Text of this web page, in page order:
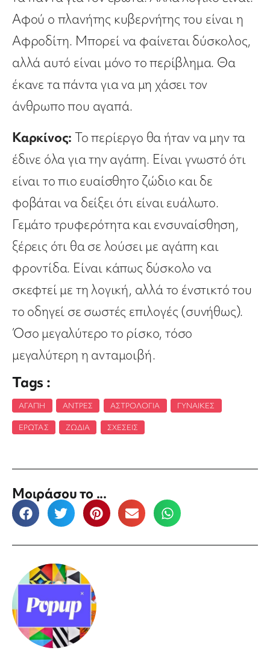
Αφού ο πλανήτης κυβερνήτης του είναι η
Αφροδίτη. Μπορεί να φαίνεται δύσκολος,
αλλά αυτό είναι μόνο το περίβλημα. Θα
έκανε τα πάντα για να μη χάσει τον
άνθρωπο που αγαπά.
Καρκίνος: Το περίεργο θα ήταν να μην τα
έδινε όλα για την αγάπη. Είναι γνωστό ότι
είναι το πιο ευαίσθητο ζώδιο και δε
φοβάται να δείξει ότι είναι ευάλωτο.
Γεμάτο τρυφερότητα και ενσυναίσθηση,
ξέρεις ότι θα σε λούσει με αγάπη και
φροντίδα. Είναι κάπως δύσκολο να
σκεφτεί με τη λογική, αλλά το ένστικτό του
το οδηγεί σε σωστές επιλογές (συνήθως).
Όσο μεγαλύτερο το ρίσκο, τόσο
μεγαλύτερη η ανταμοιβή.
Tags :
ΑΓΆΠΗ ΆΝΤΡΕΣ ΑΣΤΡΟΛΟΓΊΑ ΓΥΝΑΊΚΕΣ
ΈΡΩΤΑΣ ΖΏΔΙΑ ΣΧΈΣΕΙΣ
Μοιράσου το ...